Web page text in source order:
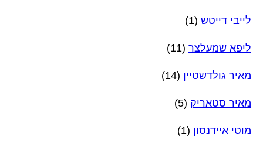
לייבי דייטש (1)
ליפא שמעלצר (11)
מאיר גולדשטיין (14)
מאיר סטאריק (5)
מוטי איידנסון (1)